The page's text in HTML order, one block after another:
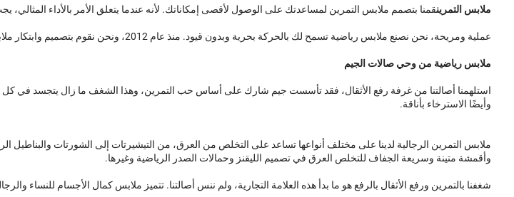
ملابس التمرينقمنا بتصمم ملابس التمرين لمساعدتك على الوصول لأقصى إمكاناتك. لأنه عندما يتعلق الأمر بالأداء
عملية ومريحة، نحن نصنع ملابس رياضية تسمح لك بالحركة بحرية وبدون قيود. منذ عام 2012، ونحن نقوم بتصميم وابتكار ملابس التمرين التي يرغب الرياضيون في ارتدائها، لأننا نعلم جيدًا التمرين ومطلبات المتدربين.
ملابس رياضية من وحي صالات الجيم
استلهمنا أصالتنا من غرفة رفع الأثقال، فقد تأسست جيم شارك على أساس حب التمرين، وهذا الشغف ما زال يتجسد في كل
وأيضًا الاسترخاء بأناقة.
ملابس التمرين الرجالية لدينا على مختلف أنواعها تساعد على التخلص من العرق، من التيشيرتات إلى الشورتات والبناطيل
وأقمشة متينة وسريعة الجفاف للتخلص العرق في تصميم الليقنز وحمالات الصدر الرياضية وغيرها.
شغفنا بالتمرين ورفع الأثقال بالرفع هو ما بدأ هذه العلامة التجارية، ولم ننس أصالتنا. تتميز ملابس كمال الأجسام